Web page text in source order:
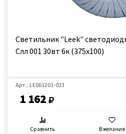
Светильник "Leek"
Слл 001 30вт 6к (375x100)
Арт.: LE061201-033
1 162
Сравнить В желания